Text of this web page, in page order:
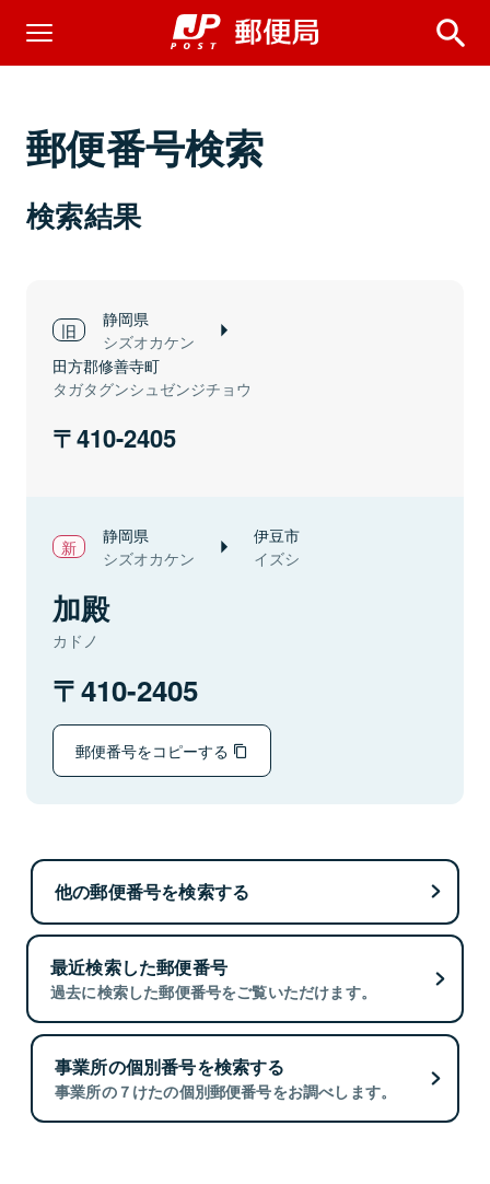
郵便番号検索
検索結果
静岡県
シズオカケン
田方郡修善寺町
タガタグンシュゼンジチョウ
410-2405
静岡県
シズオカケン
伊豆市
イズシ
加殿
カドノ
410-2405
郵便番号をコピーする
他の郵便番号を検索する
最近検索した郵便番号
過去に検索した郵便番号をご覧いただけます。
事業所の個別番号を検索する
事業所の７けたの個別郵便番号をお調べします。